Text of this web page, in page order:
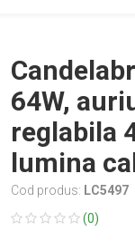
64W,
reglabila
lumina
Cod produs: LC5497
(0)